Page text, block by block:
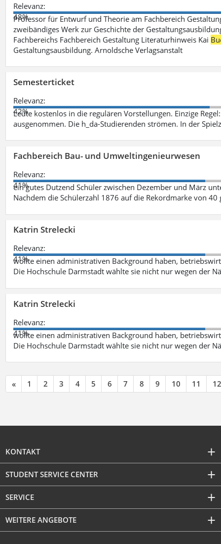
Relevanz:
48%
Professor für Entwurf und Theorie am Fachbereich
zweibändiges Werk zur Geschichte der
Fachbereichs Fachbereich Gestaltung Literaturhinweis Kai
Gestaltungsausbildung. Arnoldsche Verlagsanstalt
Semesterticket
Relevanz:
42%
Leute kostenlos in die regulären Vorstellungen. Einzige
ausgenommen. Die h_da-Studierenden strömen. In der
Fachbereich Bau- und Umweltingenieurwesen
Relevanz:
41%
ein gutes Dutzend Schüler zwischen Dezember und März
Nachdem die Schülerzahl 1876 auf die Rekordmarke von
Katrin Strelecki
Relevanz:
41%
wollte einen administrativen Background haben,
Die Hochschule Darmstadt wählte sie nicht nur wegen der
Katrin Strelecki
Relevanz:
41%
wollte einen administrativen Background haben,
Die Hochschule Darmstadt wählte sie nicht nur wegen der
« 1 2 3 4 5 6 7 8 9 10 11 12
KONTAKT
STUDENT SERVICE CENTER
SERVICE
WEITERE ANGEBOTE